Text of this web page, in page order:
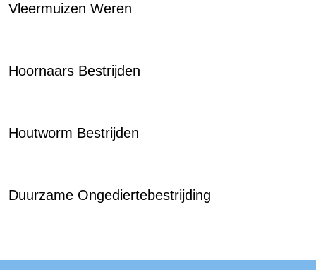
Vleermuizen Weren
Hoornaars Bestrijden
Houtworm Bestrijden
Duurzame Ongediertebestrijding